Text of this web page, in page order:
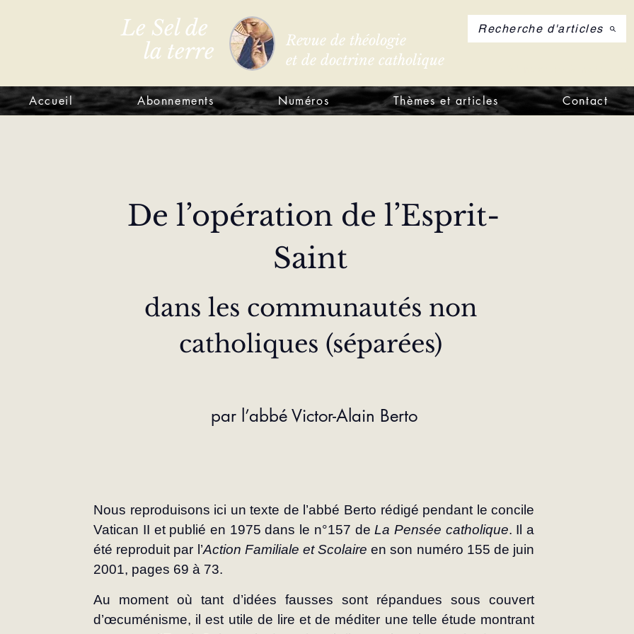
Le Sel de
la terre
Revue de théologie
et de doctrine catholique
Recherche d'articles
Accueil Abonnements Numéros Thèmes et articles Contact
De l’opération de l’Esprit-
Saint
dans les communautés non
catholiques (séparées)
par l’abbé Victor-Alain Berto
Nous reproduisons ici un texte de l’abbé Berto rédigé pendant le concile
Vatican II et publié en 1975 dans le n°157 de La Pensée catholique. Il a
été reproduit par l’Action Familiale et Scolaire en son numéro 155 de juin
2001, pages 69 à 73.
Au moment où tant d’idées fausses sont répandues sous couvert
d’œcuménisme, il est utile de lire et de méditer une telle étude montrant